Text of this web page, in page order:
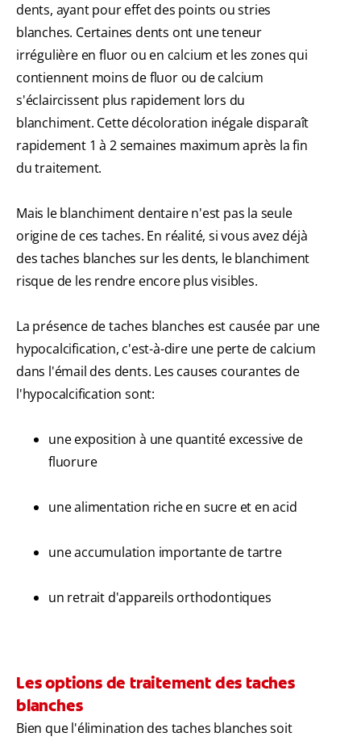
dents, ayant pour effet des points ou stries
blanches. Certaines dents ont une teneur
irrégulière en fluor ou en calcium et les zones qui
contiennent moins de fluor ou de calcium
s'éclaircissent plus rapidement lors du
blanchiment. Cette décoloration inégale disparaît
rapidement 1 à 2 semaines maximum après la fin
du traitement.
Mais le blanchiment dentaire n'est pas la seule
origine de ces taches. En réalité, si vous avez déjà
des taches blanches sur les dents, le blanchiment
risque de les rendre encore plus visibles.
La présence de taches blanches est causée par une
hypocalcification, c'est-à-dire une perte de calcium
dans l'émail des dents. Les causes courantes de
l'hypocalcification sont:
une exposition à une quantité excessive de
fluorure
une alimentation riche en sucre et en acid
une accumulation importante de tartre
un retrait d'appareils orthodontiques
Les options de traitement des taches
blanches
Bien que l'élimination des taches blanches soit